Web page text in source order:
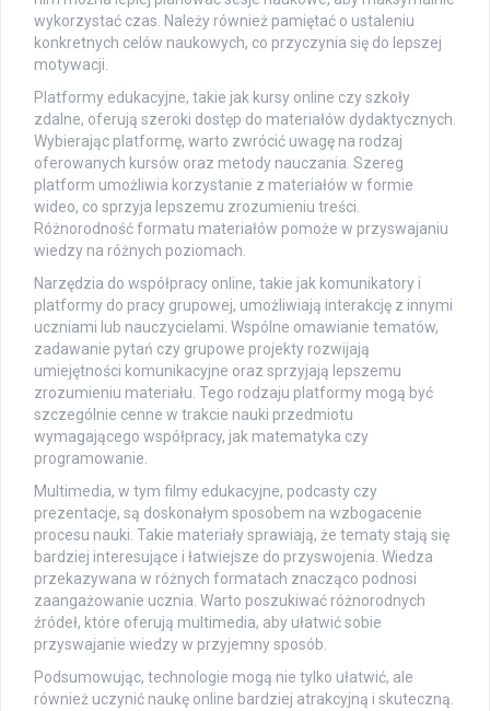
wykorzystać czas. Należy również pamiętać o ustaleniu
konkretnych celów naukowych, co przyczynia się do lepszej
motywacji.
Platformy edukacyjne, takie jak kursy online czy szkoły
zdalne, oferują szeroki dostęp do materiałów dydaktycznych.
Wybierając platformę, warto zwrócić uwagę na rodzaj
oferowanych kursów oraz metody nauczania. Szereg
platform umożliwia korzystanie z materiałów w formie
wideo, co sprzyja lepszemu zrozumieniu treści.
Różnorodność formatu materiałów pomoże w przyswajaniu
wiedzy na różnych poziomach.
Narzędzia do współpracy online, takie jak komunikatory i
platformy do pracy grupowej, umożliwiają interakcję z innymi
uczniami lub nauczycielami. Wspólne omawianie tematów,
zadawanie pytań czy grupowe projekty rozwijają
umiejętności komunikacyjne oraz sprzyjają lepszemu
zrozumieniu materiału. Tego rodzaju platformy mogą być
szczególnie cenne w trakcie nauki przedmiotu
wymagającego współpracy, jak matematyka czy
programowanie.
Multimedia, w tym filmy edukacyjne, podcasty czy
prezentacje, są doskonałym sposobem na wzbogacenie
procesu nauki. Takie materiały sprawiają, że tematy stają się
bardziej interesujące i łatwiejsze do przyswojenia. Wiedza
przekazywana w różnych formatach znacząco podnosi
zaangażowanie ucznia. Warto poszukiwać różnorodnych
źródeł, które oferują multimedia, aby ułatwić sobie
przyswajanie wiedzy w przyjemny sposób.
Podsumowując, technologie mogą nie tylko ułatwić, ale
również uczynić naukę online bardziej atrakcyjną i skuteczną.